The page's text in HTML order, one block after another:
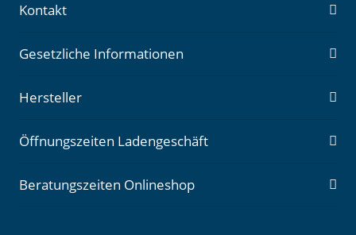
Kontakt
Gesetzliche Informationen
Hersteller
Öffnungszeiten Ladengeschäft
Beratungszeiten Onlineshop